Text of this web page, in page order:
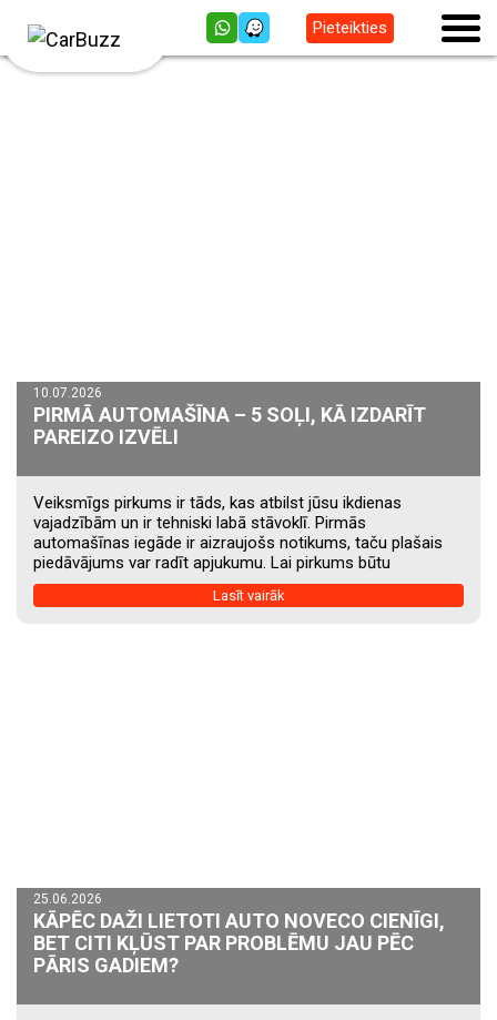
Pieteikties
10.07.2026
PIRMĀ AUTOMAŠĪNA – 5 SOĻI, KĀ IZDARĪT
PAREIZO IZVĒLI
Veiksmīgs pirkums ir tāds, kas atbilst jūsu ikdienas
vajadzībām un ir tehniski labā stāvoklī. Pirmās
automašīnas iegāde ir aizraujošs notikums, taču plašais
piedāvājums var radīt apjukumu. Lai pirkums būtu
veiksmīgs un vēlāk neradītu neparedzētus izdevumus, ir
vērts ievērot dažus būtiskus soļus. 1. Nosakiet savu
Lasīt vairāk
25.06.2026
KĀPĒC DAŽI LIETOTI AUTO NOVECO CIENĪGI,
BET CITI KĻŪST PAR PROBLĒMU JAU PĒC
PĀRIS GADIEM?